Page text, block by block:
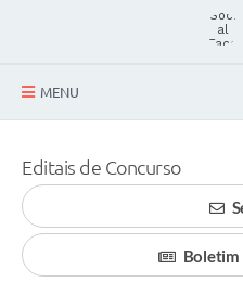
MENU
Secretarias
Legislação
Atos Municipais
Editais de Concurso